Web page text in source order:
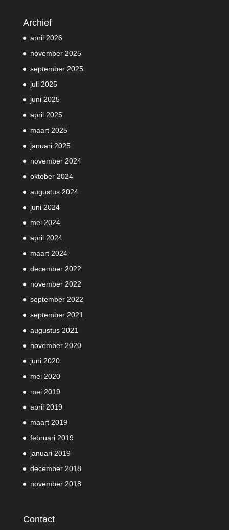
Archief
april 2026
november 2025
september 2025
juli 2025
juni 2025
april 2025
maart 2025
januari 2025
november 2024
oktober 2024
augustus 2024
juni 2024
mei 2024
april 2024
maart 2024
december 2022
november 2022
september 2022
september 2021
augustus 2021
november 2020
juni 2020
mei 2020
mei 2019
april 2019
maart 2019
februari 2019
januari 2019
december 2018
november 2018
Contact